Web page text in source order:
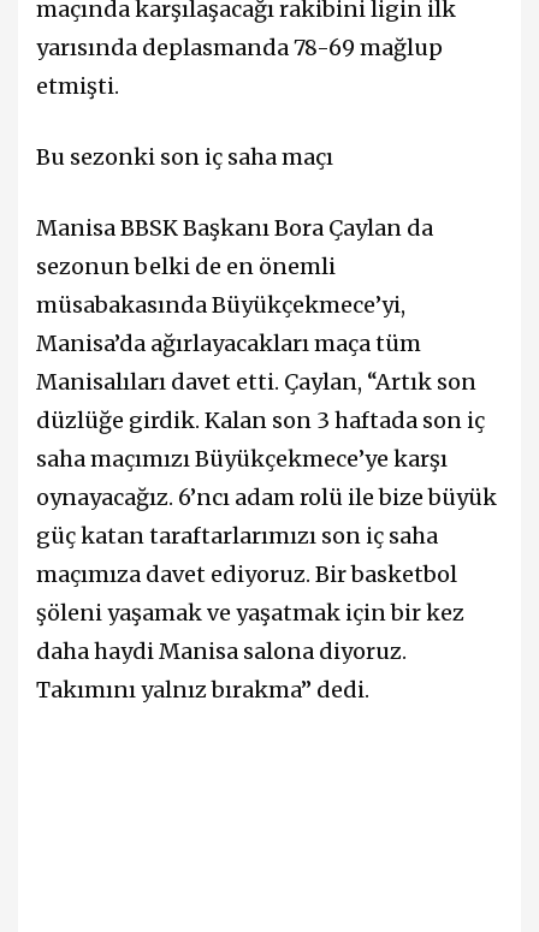
maçında karşılaşacağı rakibini ligin ilk
yarısında deplasmanda 78-69 mağlup
etmişti.
Bu sezonki son iç saha maçı
Manisa BBSK Başkanı Bora Çaylan da
sezonun belki de en önemli
müsabakasında Büyükçekmece’yi,
Manisa’da ağırlayacakları maça tüm
Manisalıları davet etti. Çaylan, “Artık son
düzlüğe girdik. Kalan son 3 haftada son iç
saha maçımızı Büyükçekmece’ye karşı
oynayacağız. 6’ncı adam rolü ile bize büyük
güç katan taraftarlarımızı son iç saha
maçımıza davet ediyoruz. Bir basketbol
şöleni yaşamak ve yaşatmak için bir kez
daha haydi Manisa salona diyoruz.
Takımını yalnız bırakma” dedi.